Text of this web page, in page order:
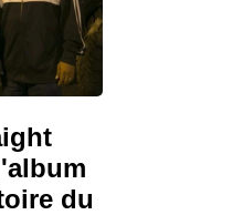
du